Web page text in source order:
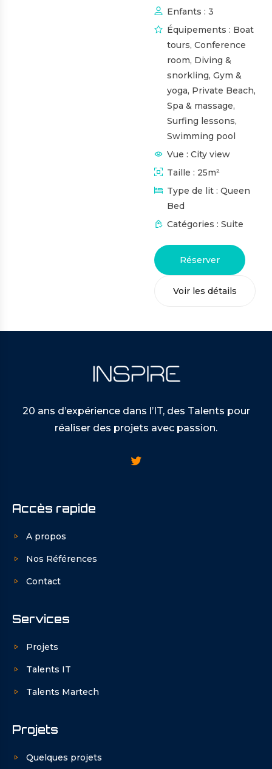
Enfants : 3
Équipements : Boat
tours, Conference
room, Diving &
snorkling, Gym &
yoga, Private Beach,
Spa & massage,
Surfing lessons,
Swimming pool
Vue : City view
Taille : 25m²
Type de lit : Queen
Bed
Catégories : Suite
Réserver
Voir les détails
20 ans d’expérience dans l’IT, des Talents pour
réaliser des projets avec passion.
Accès rapide
A propos
Nos Références
Contact
Services
Projets
Talents IT
Talents Martech
Projets
Quelques projets